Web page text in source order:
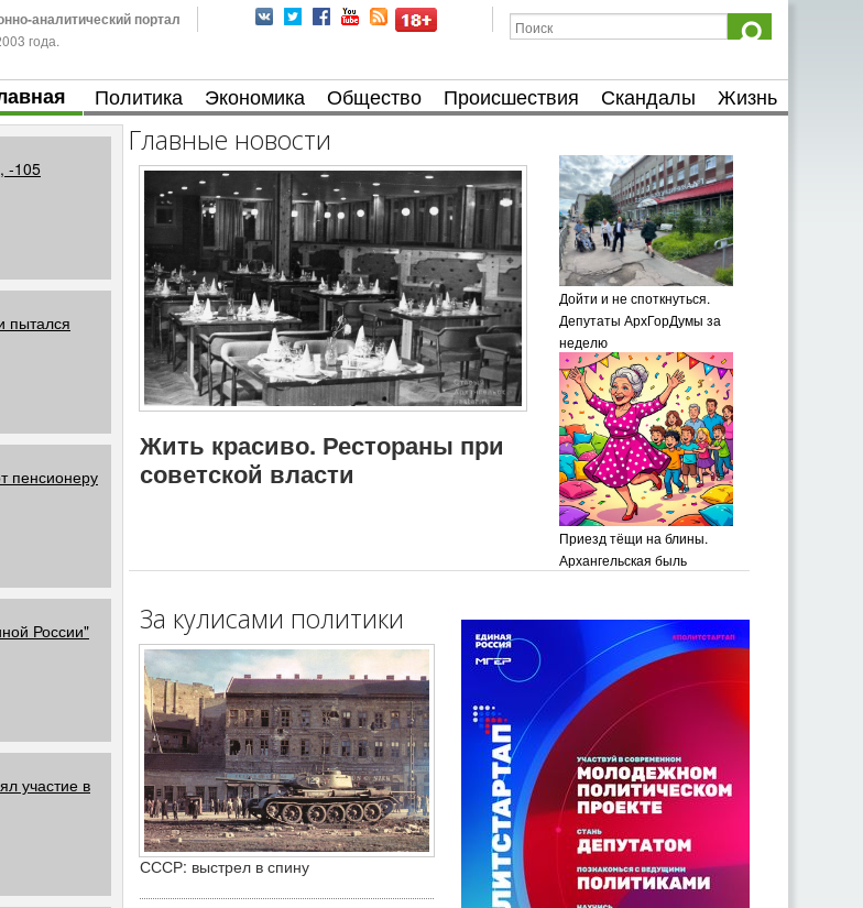
аналитический портал
года.
Политика Экономика Общество Происшествия Скандалы Жизнь
-105
пытался
пенсионеру
России"
участие в
Главные новости
Жить красиво. Рестораны при
советской власти
Дойти и не споткнуться.
Депутаты АрхГорДумы за
неделю
Приезд тёщи на блины.
Архангельская быль
За кулисами политики
СССР: выстрел в спину